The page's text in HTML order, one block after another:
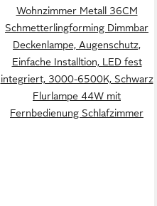
Wohnzimmer Metall 36CM
Schmetterlingforming Dimmbar
Deckenlampe, Augenschutz,
Einfache Installtion, LED fest
integriert, 3000-6500K, Schwarz
Flurlampe 44W mit
Fernbedienung Schlafzimmer